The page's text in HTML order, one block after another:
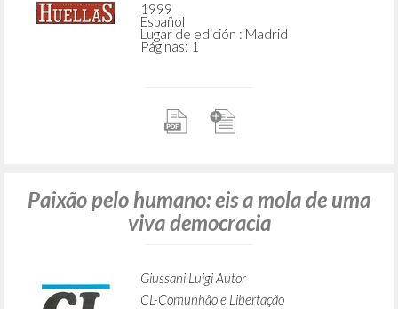
1999
Español
Lugar de edición : Madrid
Páginas: 1
Paixão pelo humano: eis a mola de uma
viva democracia
Giussani Luigi Autor
CL-Comunhão e Libertação